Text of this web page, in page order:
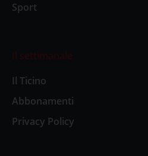
Sport
Il settimanale
Il Ticino
Abbonamenti
Privacy Policy